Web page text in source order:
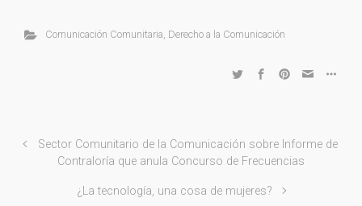
Comunicación Comunitaria, Derecho a la Comunicación
Sector Comunitario de la Comunicación sobre Informe de
Contraloría que anula Concurso de Frecuencias
¿La tecnología, una cosa de mujeres?